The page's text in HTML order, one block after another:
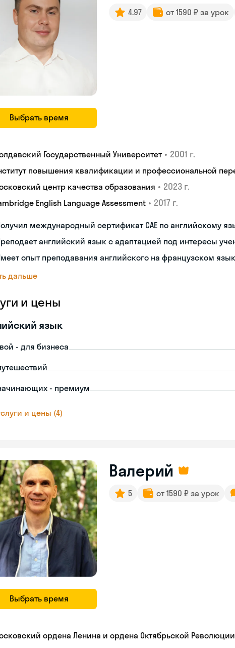
Выбрать время
4.97 от 1590 ₽ за урок
Государственный Университет • 2001 г.
повышения квалификации и профессиональной
центр качества образования • 2023 г.
English Language Assessment • 2017 г.
международный сертификат CAE по английскому
английский язык с адаптацией под интересы
опыт преподавания английского на французском
дальше
и цены
язык
- для бизнеса
- премиум
и цены (4)
Выбрать время
Валерий
5 от 1590 ₽ за урок
ордена Ленина и ордена Октябрьской